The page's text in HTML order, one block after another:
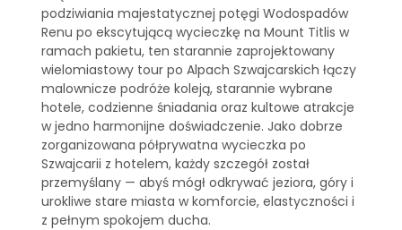
podziwiania majestatycznej potęgi Wodospadów
Renu po ekscytującą wycieczkę na Mount Titlis w
ramach pakietu, ten starannie zaprojektowany
wielomiastowy tour po Alpach Szwajcarskich łączy
malownicze podróże koleją, starannie wybrane
hotele, codzienne śniadania oraz kultowe atrakcje
w jedno harmonijne doświadczenie. Jako dobrze
zorganizowana półprywatna wycieczka po
Szwajcarii z hotelem, każdy szczegół został
przemyślany — abyś mógł odkrywać jeziora, góry i
urokliwe stare miasta w komforcie, elastyczności i
z pełnym spokojem ducha.